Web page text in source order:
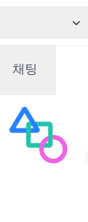
채팅